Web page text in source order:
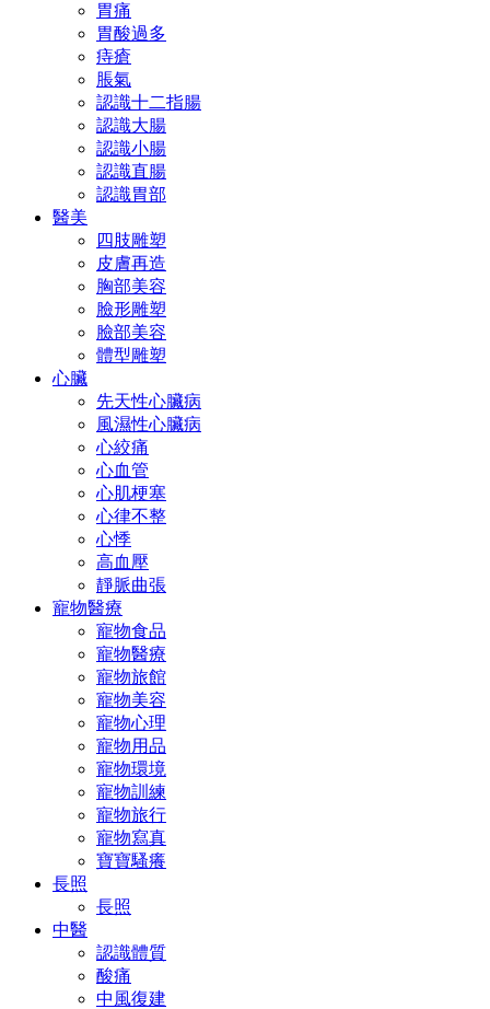
胃痛
胃酸過多
痔瘡
脹氣
認識十二指腸
認識大腸
認識小腸
認識直腸
認識胃部
醫美
四肢雕塑
皮膚再造
胸部美容
臉形雕塑
臉部美容
體型雕塑
心臟
先天性心臟病
風濕性心臟病
心絞痛
心血管
心肌梗塞
心律不整
心悸
高血壓
靜脈曲張
寵物醫療
寵物食品
寵物醫療
寵物旅館
寵物美容
寵物心理
寵物用品
寵物環境
寵物訓練
寵物旅行
寵物寫真
寶寶騷癢
長照
長照
中醫
認識體質
酸痛
中風復建